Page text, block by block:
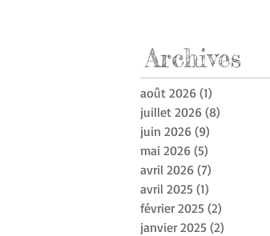
Archives
août 2026 (1)
juillet 2026 (8)
juin 2026 (9)
mai 2026 (5)
avril 2026 (7)
avril 2025 (1)
février 2025 (2)
janvier 2025 (2)